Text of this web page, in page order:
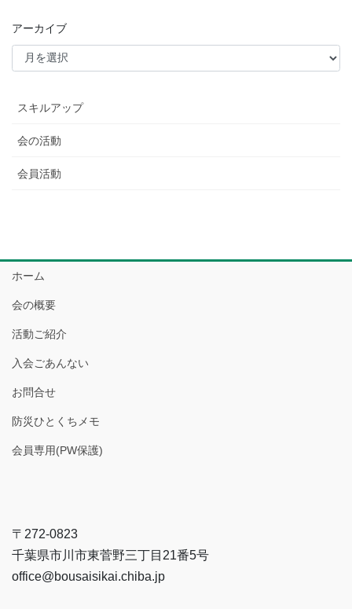
アーカイブ
スキルアップ
会の活動
会員活動
ホーム
会の概要
活動ご紹介
入会ごあんない
お問合せ
防災ひとくちメモ
会員専用(PW保護)
〒272-0823
千葉県市川市東菅野三丁目21番5号
office@bousaisikai.chiba.jp